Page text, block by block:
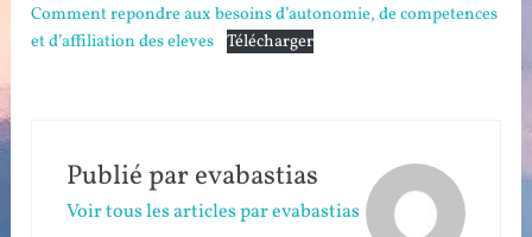
Comment repondre aux besoins d’autonomie, de competences
et d’affiliation des eleves Télécharger
Publié par evabastias
Voir tous les articles par evabastias